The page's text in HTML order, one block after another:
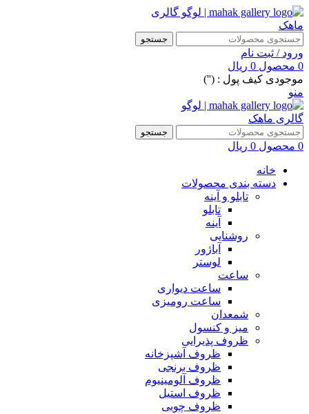
جستجو
ورود / ثبت نام
0 محصول 0 ریال
موجودی کیف پول : ('')
منو
جستجو
0 محصول 0 ریال
خانه
دسته بندی محصولات
تابلو و آینه
تابلو
آینه
روشنایی
آباژور
لوستر
ساعت
ساعت دیواری
ساعت رومیزی
شمعدان
میز و کنسول
ظروف پذیرایی
ظروف آشپزخانه
ظروف برنجی
ظروف آلومینیوم
ظروف استیل
ظروف چوبی